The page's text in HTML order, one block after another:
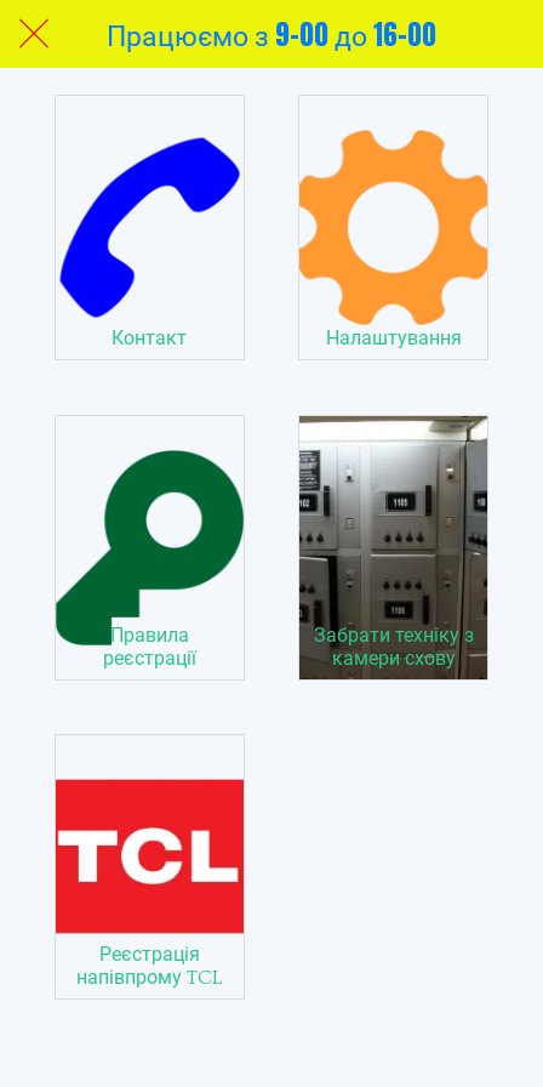
Працюємо з 9-00 до 16-00
Контакт Налаштування
Правила
реєстрації
Забрати техніку з
камери схову
Реєстрація
напівпрому TCL